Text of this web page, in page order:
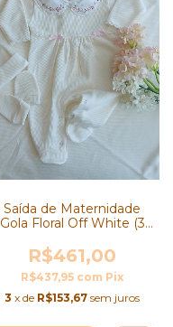
Saída de Maternidade
Gola Floral Off White (3
R$461,00
R$437,95 com Pix
3 x de R$153,67 sem juros